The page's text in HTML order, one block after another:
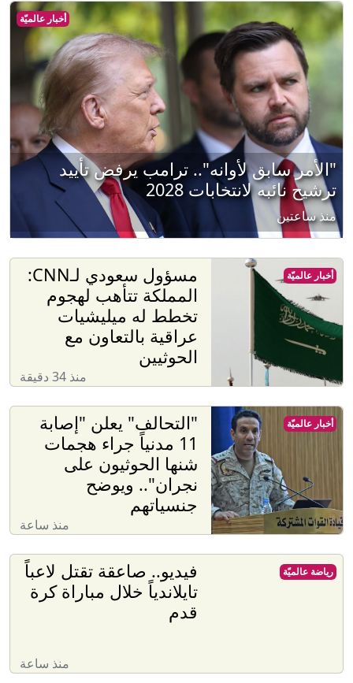
أخبار عالميّة
"الأمر سابق لأوانه".. ترامب يرفض تأييد
ترشيح نائبه لانتخابات 2028
منذ ساعتين
مسؤول سعودي لـCNN:
المملكة تتأهب لهجوم
تخطط له ميليشيات
عراقية بالتعاون مع
الحوثيين
منذ 34 دقيقة
أخبار عالميّة
"التحالف" يعلن "إصابة
11 مدنياً جراء هجمات
شنها الحوثيون على
نجران".. ويوضح
جنسياتهم
منذ ساعة
أخبار عالميّة
فيديو.. صاعقة تقتل لاعباً
تايلاندياً خلال مباراة كرة
قدم
منذ ساعة
رياضة عالميّة